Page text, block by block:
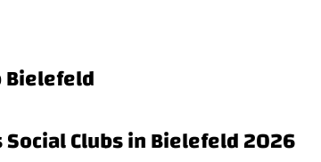
Bielefeld
Clubs in Bielefeld 2026